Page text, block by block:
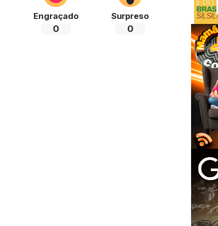
Engraçado
0
Surpreso
0